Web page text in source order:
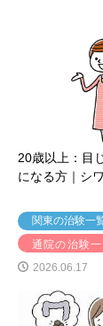
20歳以上：目
になる方｜シ
関東の治験一
通院の治験一
2026.06.17